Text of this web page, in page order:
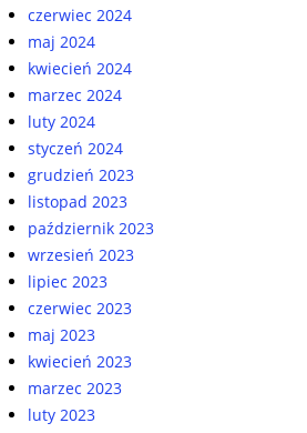
czerwiec 2024
maj 2024
kwiecień 2024
marzec 2024
luty 2024
styczeń 2024
grudzień 2023
listopad 2023
październik 2023
wrzesień 2023
lipiec 2023
czerwiec 2023
maj 2023
kwiecień 2023
marzec 2023
luty 2023